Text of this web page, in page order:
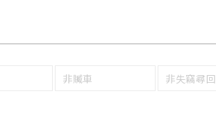
非贓車 非失竊尋